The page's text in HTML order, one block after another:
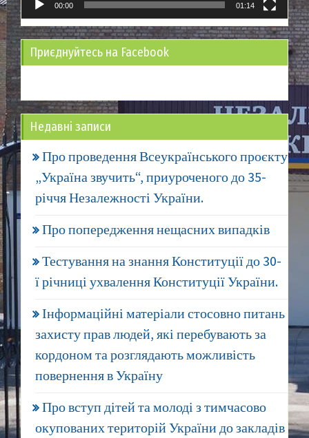
00:00 01:14
Приєднуйтесь на Facebook
Недавні записи
Про проведення Всеукраїнського проєкту
„Україна звучить“, приуроченого до 35-
річчя Незалежності України.
Про попередження нещасних випадків
Тестування на знання Конституції до 30-
ї річниці ухвалення Конституції України.
Інформаційні матеріали стосовно питань
захисту прав людей, які перебувають за
кордоном та розглядають можливість
повернення в Україну
Про вступ дітей та молоді з тимчасово
окупованих територій України до закладів